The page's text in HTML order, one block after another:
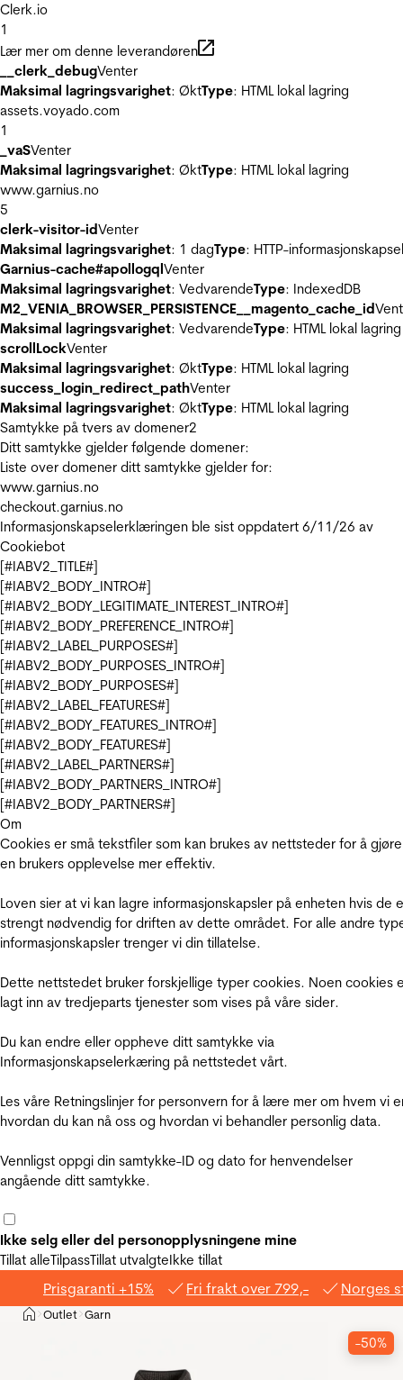
Clerk.io
1
Lær mer om denne leverandøren
__clerk_debugVenter
Maksimal lagringsvarighet: ØktType: HTML lokal lagring
assets.voyado.com
1
_vaSVenter
Maksimal lagringsvarighet: ØktType: HTML lokal lagring
www.garnius.no
5
clerk-visitor-idVenter
Maksimal lagringsvarighet: 1 dagType: HTTP-informasjonskapsel
Garnius-cache#apollogqlVenter
Maksimal lagringsvarighet: VedvarendeType: IndexedDB
M2_VENIA_BROWSER_PERSISTENCE__magento_cache_id
Maksimal lagringsvarighet: VedvarendeType: HTML lokal lagring
scrollLockVenter
Maksimal lagringsvarighet: ØktType: HTML lokal lagring
success_login_redirect_pathVenter
Maksimal lagringsvarighet: ØktType: HTML lokal lagring
Samtykke på tvers av domener2
Ditt samtykke gjelder følgende domener:
Liste over domener ditt samtykke gjelder for:
www.garnius.no
checkout.garnius.no
Informasjonskapselerklæringen ble sist oppdatert 6/11/26 av
Cookiebot
[#IABV2_TITLE#]
[#IABV2_BODY_INTRO#]
[#IABV2_BODY_LEGITIMATE_INTEREST_INTRO#]
[#IABV2_BODY_PREFERENCE_INTRO#]
[#IABV2_LABEL_PURPOSES#]
[#IABV2_BODY_PURPOSES_INTRO#]
[#IABV2_BODY_PURPOSES#]
[#IABV2_LABEL_FEATURES#]
[#IABV2_BODY_FEATURES_INTRO#]
[#IABV2_BODY_FEATURES#]
[#IABV2_LABEL_PARTNERS#]
[#IABV2_BODY_PARTNERS_INTRO#]
[#IABV2_BODY_PARTNERS#]
Om
Cookies er små tekstfiler som kan brukes av nettsteder for å gjøre
en brukers opplevelse mer effektiv.
Loven sier at vi kan lagre informasjonskapsler på enheten hvis de
strengt nødvendig for driften av dette området. For alle andre
informasjonskapsler trenger vi din tillatelse.
Dette nettstedet bruker forskjellige typer cookies. Noen cookies
lagt inn av tredjeparts tjenester som vises på våre sider.
Du kan endre eller oppheve ditt samtykke via
Informasjonskapselerkæring på nettstedet vårt.
Les våre Retningslinjer for personvern for å lære mer om hvem vi
hvordan du kan nå oss og hvordan vi behandler personlig data.
Vennligst oppgi din samtykke-ID og dato for henvendelser
angående ditt samtykke.
Ikke selg eller del personopplysningene mine
Tillat alleTilpassTillat utvalgteIkke tillat
Prisgaranti +15% Fri frakt over 799,- Norges
Hjem
>Outlet >Garn
-50%